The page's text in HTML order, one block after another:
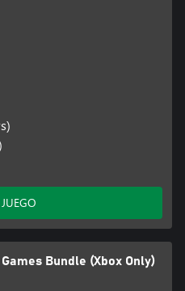
Bundle (Xbox Only)